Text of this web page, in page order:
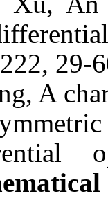
29-
A